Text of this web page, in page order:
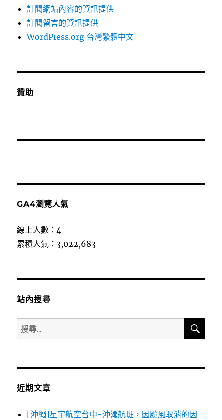
訂閱網站內容的資訊提供
訂閱留言的資訊提供
WordPress.org 台灣繁體中文
贊助
GA4瀏覽人氣
線上人數：4
累積人氣：3,022,683
站內搜尋
搜
尋
鍵
搜
近期文章
[沖繩]星宇航空台中-沖繩航班，因颱風取消的因